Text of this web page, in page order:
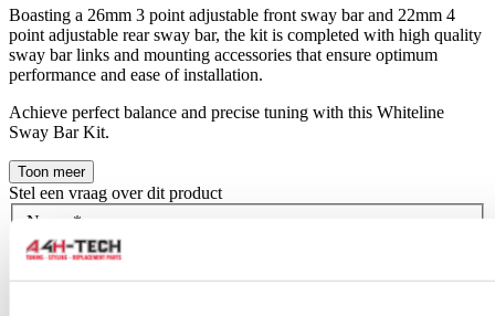
Boasting a 26mm 3 point adjustable front sway bar and 22mm 4
point adjustable rear sway bar, the kit is completed with high quality
sway bar links and mounting accessories that ensure optimum
performance and ease of installation.
Achieve perfect balance and precise tuning with this Whiteline
Sway Bar Kit.
Toon meer
Stel een vraag over dit product
Naam *
E-mail*